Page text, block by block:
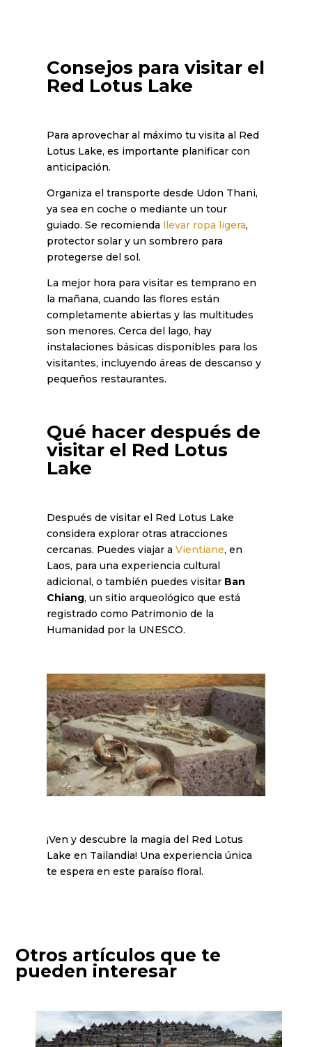
Consejos para visitar el
Red Lotus Lake
Para aprovechar al máximo tu visita al Red
Lotus Lake, es importante planificar con
anticipación.
Organiza el transporte desde Udon Thani,
ya sea en coche o mediante un tour
guiado. Se recomienda llevar ropa ligera,
protector solar y un sombrero para
protegerse del sol.
La mejor hora para visitar es temprano en
la mañana, cuando las flores están
completamente abiertas y las multitudes
son menores. Cerca del lago, hay
instalaciones básicas disponibles para los
visitantes, incluyendo áreas de descanso y
pequeños restaurantes.
Qué hacer después de
visitar el Red Lotus
Lake
Después de visitar el Red Lotus Lake
considera explorar otras atracciones
cercanas. Puedes viajar aVientiane, en
Laos, para una experiencia cultural
adicional, o también puedes visitar Ban
Chiang, un sitio arqueológico que está
registrado como Patrimonio de la
Humanidad por la UNESCO.
¡Ven y descubre la magia del Red Lotus
Lake en Tailandia! Una experiencia única
te espera en este paraíso floral.
Otros artículos que te
pueden interesar